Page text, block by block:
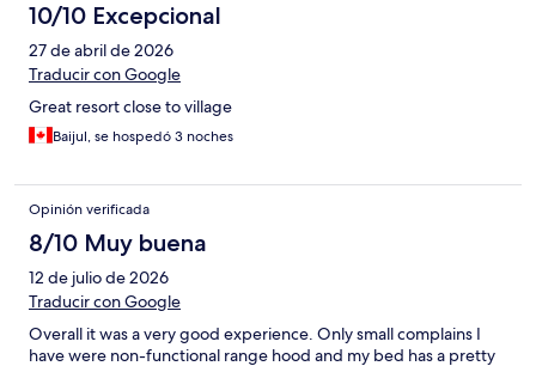
10/10 Excepcional
27 de abril de 2026
Traducir con Google
Great resort close to village
Baijul, se hospedó 3 noches
Opinión verificada
8/10 Muy buena
12 de julio de 2026
Traducir con Google
Overall it was a very good experience. Only small complains I
have were non-functional range hood and my bed has a pretty